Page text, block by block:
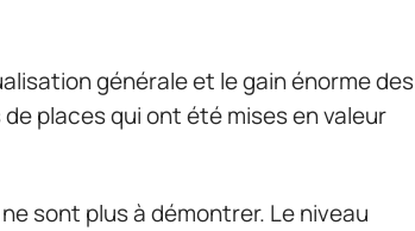
générale et le gain énorme des
places qui ont été mises en valeur
sont plus à démontrer. Le niveau